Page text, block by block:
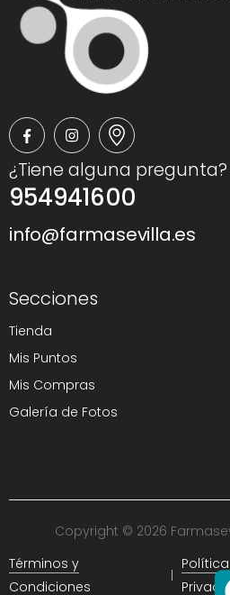
¿Tiene alguna pregunta?
954941600
info@farmasevilla.es
Secciones
Tienda
Mis Puntos
Mis Compras
Galería de Fotos
Copyright © 2026
Términos y
Condiciones